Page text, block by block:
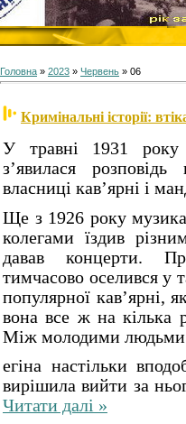
Головна » 2023 » Червень » 06
Кримінальні історії:
У травні 1931 року
з’явилася
власниці кав’ярні і
Ще з 1926 року
колегами їздив
давав концерти.
тимчасово оселився у
популярної кав’ярні,
вона все ж на кілька
Між молодими людьми
егіна настільки
вирішила вийти за
Читати далі »